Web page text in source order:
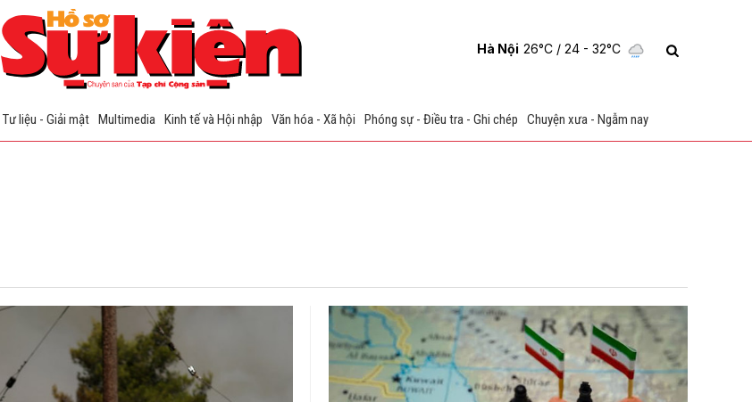
Hà Nội 26°C / 24 - 32°C
Tư liệu - Giải mật Multimedia Kinh tế và Hội nhập Văn hóa - Xã hội Phóng sự - Điều tra - Ghi chép Chuyện xưa - Ngẫm nay